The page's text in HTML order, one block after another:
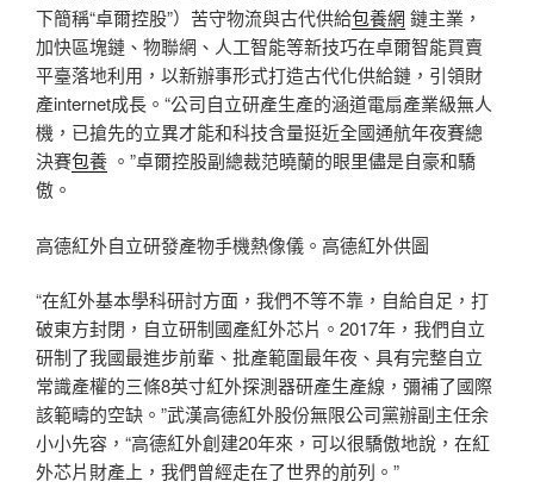
下簡稱“卓爾控股”）苦守物流與古代供給包養網 鏈主業，
加快區塊鏈、物聯網、人工智能等新技巧在卓爾智能買賣
平臺落地利用，以新辦事形式打造古代化供給鏈，引領財
產internet成長。“公司自立研產生產的涵道電扇產業級無人
機，已搶先的立異才能和科技含量挺近全國通航年夜賽總
決賽包養 。”卓爾控股副總裁范曉蘭的眼里儘是自豪和驕
傲。
高德紅外自立研發產物手機熱像儀。高德紅外供圖
“在紅外基本學科研討方面，我們不等不靠，自給自足，打
破東方封閉，自立研制國產紅外芯片。2017年，我們自立
研制了我國最進步前輩、批產範圍最年夜、具有完整自立
常識產權的三條8英寸紅外探測器研產生產線，彌補了國際
該範疇的空缺。”武漢高德紅外股份無限公司黨辦副主任余
小小先容，“高德紅外創建20年來，可以很驕傲地說，在紅
外芯片財產上，我們曾經走在了世界的前列。”